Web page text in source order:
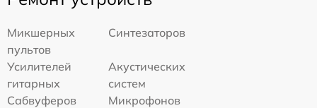
Микшерных
пультов
Синтезаторов
Усилителей
гитарных
Акустических
систем
Сабвуферов
Микрофонов